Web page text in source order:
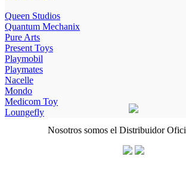
Queen Studios
Quantum Mechanix
Pure Arts
Present Toys
Playmobil
Playmates
Nacelle
Mondo
Medicom Toy
Loungefly
Nosotros somos el Distribuidor